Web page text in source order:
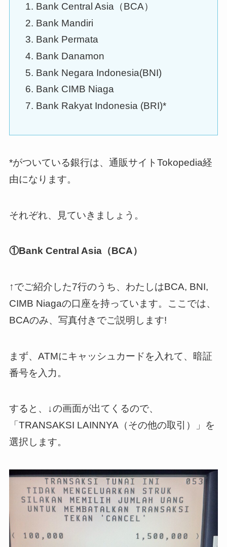
Bank Central Asia（BCA）
Bank Mandiri
Bank Permata
Bank Danamon
Bank Negara Indonesia(BNI)
Bank CIMB Niaga
Bank Rakyat Indonesia (BRI)*
*がついている銀行は、通販サイトTokopedia経
由になります。
それぞれ、見ていきましょう。
①Bank Central Asia（BCA）
↑でご紹介した7行のうち、わたしはBCA, BNI,
CIMB Niagaの口座を持っています。ここでは、
BCAのみ、写真付きでご説明します!
まず、ATMにキャッシュカードを入れて、暗証
番号を入力。
すると、↓の画面が出てくるので、
「TRANSAKSI LAINNYA（その他の取引）」を
選択します。